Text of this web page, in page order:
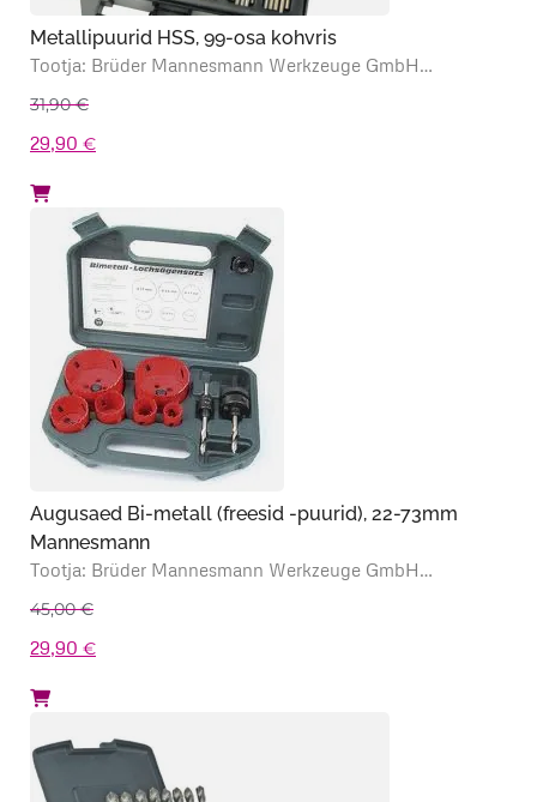
Metallipuurid HSS, 99-osa kohvris
Tootja: Brüder Mannesmann Werkzeuge GmbH…
31,90€
Algne
hind
oli:
31,90 €.
29,90 €Praegune
on:
29,90 €.
Augusaed Bi-metall (freesid -puurid), 22-73mm
Mannesmann
Tootja: Brüder Mannesmann Werkzeuge GmbH…
45,00€
Algne
hind
oli:
45,00 €.
29,90 €Praegune
on:
29,90 €.